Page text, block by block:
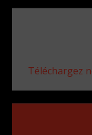
Téléchargez